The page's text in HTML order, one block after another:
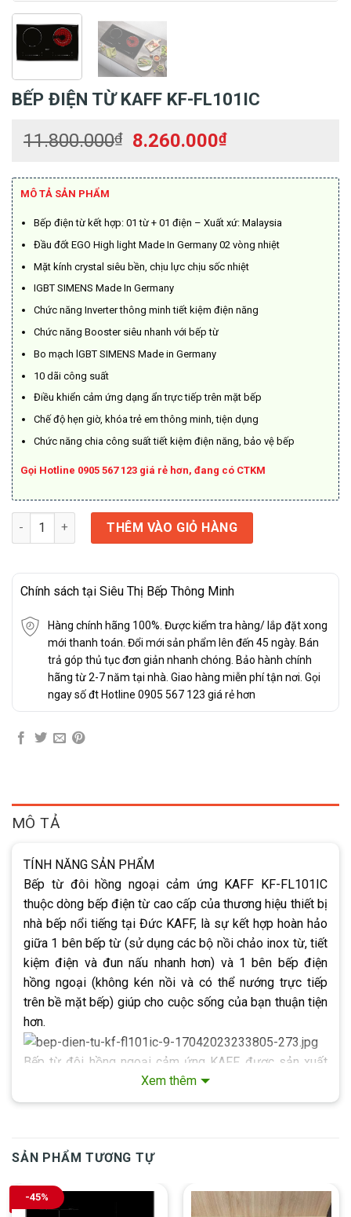
BẾP ĐIỆN TỪ KAFF KF-FL101IC
11.800.000₫
Giá
là:
8.260.000₫Giá
tại
8.260.000₫.
MÔ TẢ SẢN PHẨM
Bếp điện từ kết hợp: 01 từ + 01 điện – Xuất xứ: Malaysia
Đầu đốt EGO High light Made In Germany 02 vòng nhiệt
Mặt kính crystal siêu bền, chịu lực chịu sốc nhiệt
IGBT SIMENS Made In Germany
Chức năng Inverter thông minh tiết kiệm điện năng
Chức năng Booster siêu nhanh với bếp từ
Bo mạch lGBT SIMENS Made in Germany
10 dãi công suất
Điều khiển cảm ứng dạng ẩn trực tiếp trên mặt bếp
Chế độ hẹn giờ, khóa trẻ em thông minh, tiện dụng
Chức năng chia công suất tiết kiệm điện năng, bảo vệ bếp
Gọi Hotline 0905 567 123 giá rẻ hơn, đang có CTKM
BẾP ĐIỆN TỪ KAFF KF-FL101IC số lượng
THÊM VÀO GIỎ HÀNG
Chính sách tại Siêu Thị Bếp Thông Minh
Hàng chính hãng 100%. Được kiểm tra hàng/ lắp đặt xong
mới thanh toán. Đổi mới sản phẩm lên đến 45 ngày. Bán
trả góp thủ tục đơn giản nhanh chóng. Bảo hành chính
hãng từ 2-7 năm tại nhà. Giao hàng miễn phí tận nơi. Gọi
ngay số đt Hotline 0905 567 123 giá rẻ hơn
MÔ TẢ
TÍNH NĂNG SẢN PHẨM
Bếp từ đôi hồng ngoại cảm ứng KAFF KF-FL101IC
thuộc dòng bếp điện từ cao cấp của thương hiệu thiết bị
nhà bếp nổi tiếng tại Đức KAFF, là sự kết hợp hoàn hảo
giữa 1 bên bếp từ (sử dụng các bộ nồi chảo inox từ, tiết
kiệm điện và đun nấu nhanh hơn) và 1 bên bếp điện
hồng ngoại (không kén nồi và có thể nướng trực tiếp
trên bề mặt bếp) giúp cho cuộc sống của bạn thuận tiện
hơn.
Bếp từ đôi hồng ngoại cảm ứng KAFF được sản xuất
theo công nghệ hiện đại tiên tiến nhất hiện nay với vô
vàn những tính năng ưu việt, thông minh hơn bếp thông
nhanh chóng, rất phù hợp cho gia đình nhiều thành viên
Nếu bạn đang cần kiếm tìm bếp từ an toàn và hiện đại
Xem thêm
SẢN PHẨM TƯƠNG TỰ
-45%